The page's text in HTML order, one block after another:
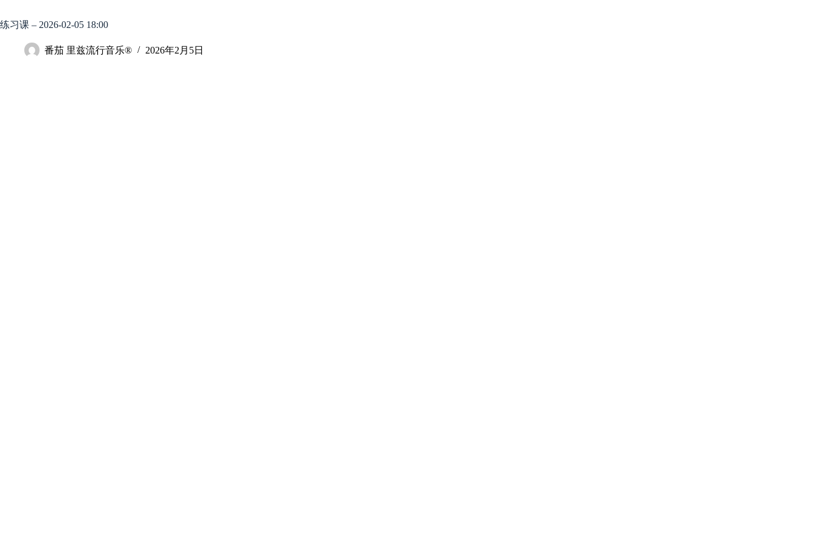
至
内
练习课 – 2026-02-05 18:00
番茄 里兹流行音乐® 2026年2月5日